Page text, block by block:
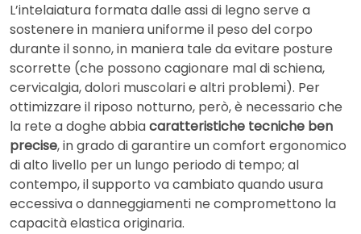
L’intelaiatura formata dalle assi di legno serve a
sostenere in maniera uniforme il peso del corpo
durante il sonno, in maniera tale da evitare posture
scorrette (che possono cagionare mal di schiena,
cervicalgia, dolori muscolari e altri problemi). Per
ottimizzare il riposo notturno, però, è necessario che
la rete a doghe abbiacaratteristiche tecniche ben
precise, in grado di garantire un comfort ergonomico
di alto livello per un lungo periodo di tempo; al
contempo, il supporto va cambiato quando usura
eccessiva o danneggiamenti ne compromettono la
capacità elastica originaria.